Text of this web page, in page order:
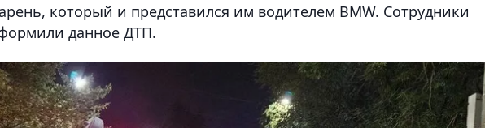
который и представился им водителем BMW. Сотрудники
данное ДТП.